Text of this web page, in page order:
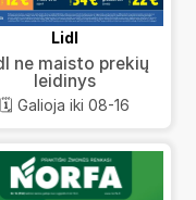
Lidl
ne maisto prekių
leidinys
🗓️ Galioja iki 08-16